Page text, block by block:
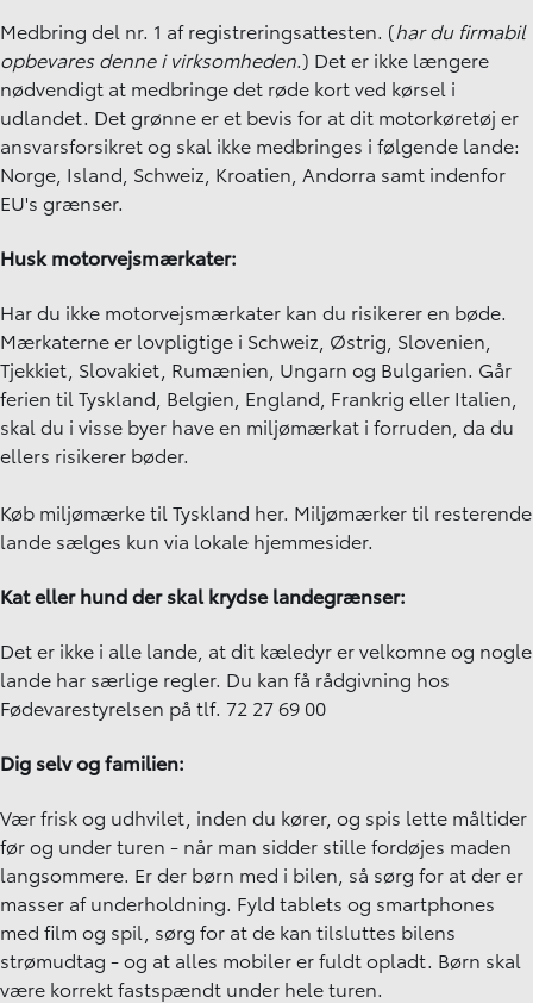
Medbring del nr. 1 af registreringsattesten. (har du firmabil
opbevares denne i virksomheden.) Det er ikke længere
nødvendigt at medbringe det røde kort ved kørsel i
udlandet. Det grønne er et bevis for at dit motorkøretøj er
ansvarsforsikret og skal ikke medbringes i følgende lande:
Norge, Island, Schweiz, Kroatien, Andorra samt indenfor
EU's grænser.
Husk motorvejsmærkater:
Har du ikke motorvejsmærkater kan du risikerer en bøde.
Mærkaterne er lovpligtige i Schweiz, Østrig, Slovenien,
Tjekkiet, Slovakiet, Rumænien, Ungarn og Bulgarien. Går
ferien til Tyskland, Belgien, England, Frankrig eller Italien,
skal du i visse byer have en miljømærkat i forruden, da du
ellers risikerer bøder.
Køb miljømærke til Tyskland her. Miljømærker til resterende
lande sælges kun via lokale hjemmesider.
Kat eller hund der skal krydse landegrænser:
Det er ikke i alle lande, at dit kæledyr er velkomne og nogle
lande har særlige regler. Du kan få rådgivning hos
Fødevarestyrelsen på tlf. 72 27 69 00
Dig selv og familien:
Vær frisk og udhvilet, inden du kører, og spis lette måltider
før og under turen - når man sidder stille fordøjes maden
langsommere. Er der børn med i bilen, så sørg for at der er
masser af underholdning. Fyld tablets og smartphones
med film og spil, sørg for at de kan tilsluttes bilens
strømudtag - og at alles mobiler er fuldt opladt. Børn skal
være korrekt fastspændt under hele turen.